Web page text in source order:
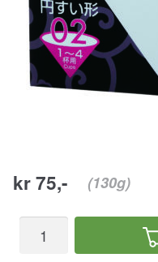
kr 75,- (130g)